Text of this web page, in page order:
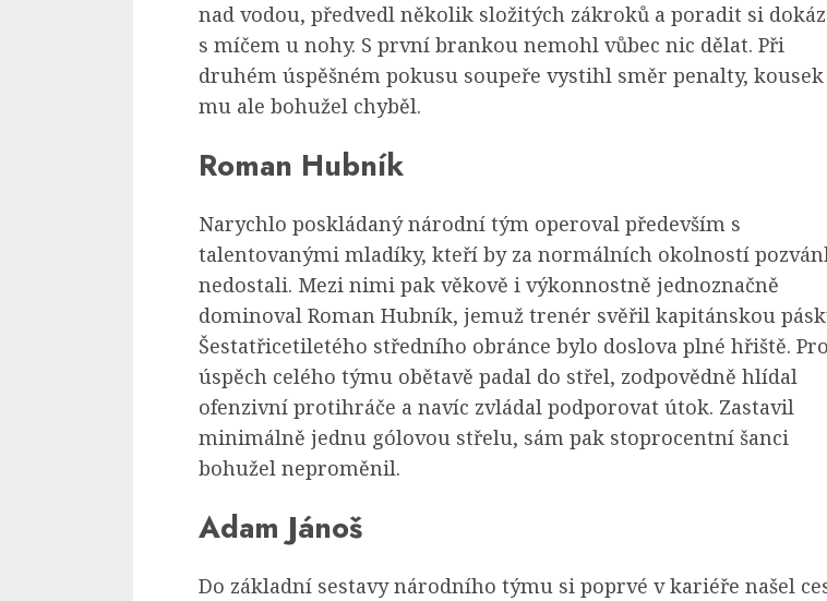
nad vodou, předvedl několik složitých zákroků a poradit si
s míčem u nohy. S první brankou nemohl vůbec nic dělat. Při
druhém úspěšném pokusu soupeře vystihl směr penalty, kousek
mu ale bohužel chyběl.
Roman Hubník
Narychlo poskládaný národní tým operoval především s
talentovanými mladíky, kteří by za normálních okolností
nedostali. Mezi nimi pak věkově i výkonnostně jednoznačně
dominoval Roman Hubník, jemuž trenér svěřil kapitánskou
Šestatřicetiletého středního obránce bylo doslova plné hřiště. Pro
úspěch celého týmu obětavě padal do střel, zodpovědně hlídal
ofenzivní protihráče a navíc zvládal podporovat útok. Zastavil
minimálně jednu gólovou střelu, sám pak stoprocentní šanci
bohužel neproměnil.
Adam Jánoš
Do základní sestavy národního týmu si poprvé v kariéře našel